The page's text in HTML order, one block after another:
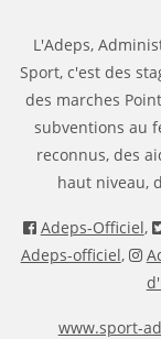
L'Adeps,
Sport, c'est des
des marches
subventions au
reconnus, des
haut niveau,
Adeps-Officiel,
Adeps-officiel,
www.sport-